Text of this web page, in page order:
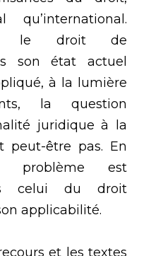
le droit de
son état actuel
à la lumière
la question
juridique à la
peut-être pas. En
problème est
celui du droit
applicabilité.
et les textes